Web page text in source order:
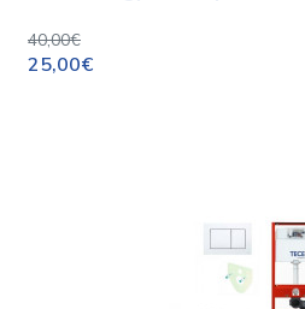
40,00€
25,00€